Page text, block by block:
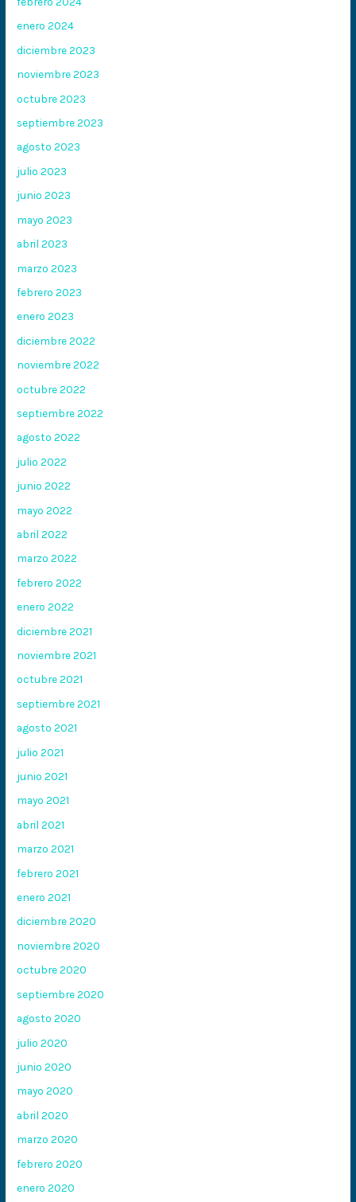
enero 2024
diciembre 2023
noviembre 2023
octubre 2023
septiembre 2023
agosto 2023
julio 2023
junio 2023
mayo 2023
abril 2023
marzo 2023
febrero 2023
enero 2023
diciembre 2022
noviembre 2022
octubre 2022
septiembre 2022
agosto 2022
julio 2022
junio 2022
mayo 2022
abril 2022
marzo 2022
febrero 2022
enero 2022
diciembre 2021
noviembre 2021
octubre 2021
septiembre 2021
agosto 2021
julio 2021
junio 2021
mayo 2021
abril 2021
marzo 2021
febrero 2021
enero 2021
diciembre 2020
noviembre 2020
octubre 2020
septiembre 2020
agosto 2020
julio 2020
junio 2020
mayo 2020
abril 2020
marzo 2020
febrero 2020
enero 2020